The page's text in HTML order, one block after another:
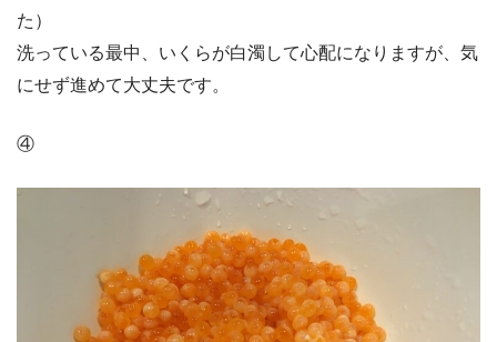
た）
洗っている最中、いくらが白濁して心配になりますが、気
にせず進めて大丈夫です。
④